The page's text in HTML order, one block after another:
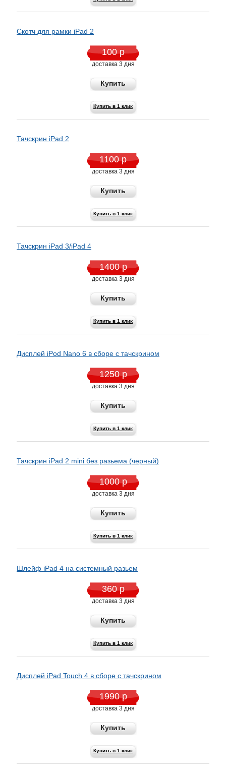
Скотч для рамки iPad 2
100 р
доставка 3 дня
Купить
Купить в 1 клик
Тачскрин iPad 2
1100 р
доставка 3 дня
Купить
Купить в 1 клик
Тачскрин iPad 3/iPad 4
1400 р
доставка 3 дня
Купить
Купить в 1 клик
Дисплей iPod Nano 6 в cборе с тачскрином
1250 р
доставка 3 дня
Купить
Купить в 1 клик
Тачскрин iPad 2 mini без разьема (черный)
1000 р
доставка 3 дня
Купить
Купить в 1 клик
Шлейф iPad 4 на системный разьем
360 р
доставка 3 дня
Купить
Купить в 1 клик
Дисплей iPad Touch 4 в сборе с тачскрином
1990 р
доставка 3 дня
Купить
Купить в 1 клик